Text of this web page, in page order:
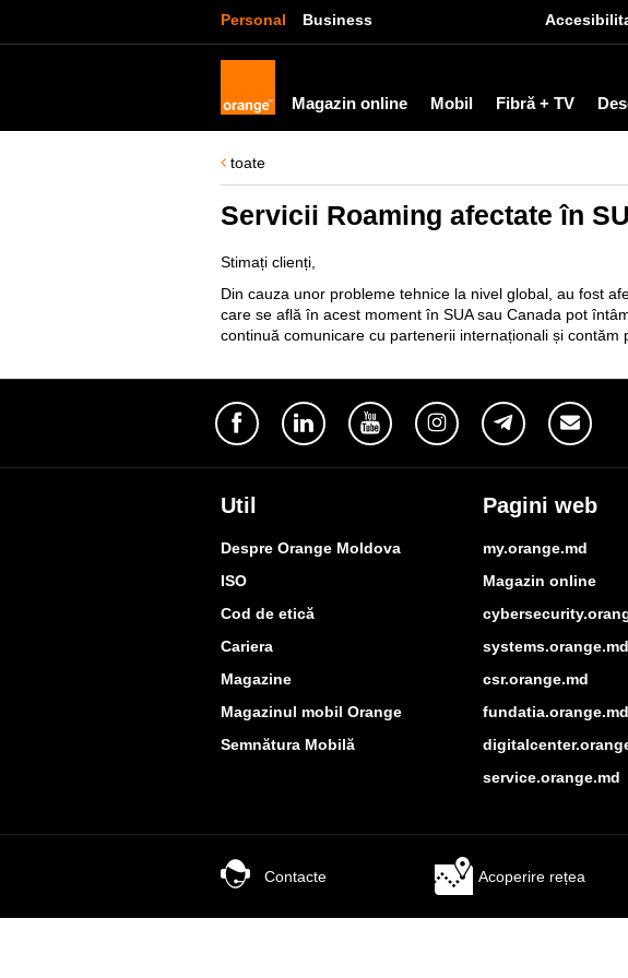
Personal Business
Magazin online Mobil Fibră + TV
toate
Servicii Roaming afectate în
Stimați clienți,
Din cauza unor probleme tehnice la nivel global, au fost
care se află în acest moment în SUA sau Canada pot
continuă comunicare cu partenerii internaționali și contăm
Util
Despre Orange Moldova
ISO
Cod de etică
Cariera
Magazine
Magazinul mobil Orange
Semnătura Mobilă
Pagini web
my.orange.md
Magazin online
systems.orange.md
csr.orange.md
fundatia.orange.md
service.orange.md
Contacte Acoperire rețea